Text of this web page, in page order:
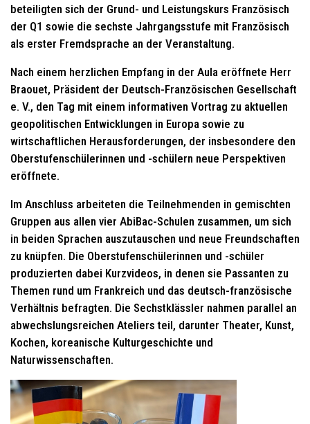
beteiligten sich der Grund- und Leistungskurs Französisch
der Q1 sowie die sechste Jahrgangsstufe mit Französisch
als erster Fremdsprache an der Veranstaltung.
Nach einem herzlichen Empfang in der Aula eröffnete Herr
Braouet, Präsident der Deutsch-Französischen Gesellschaft
e. V., den Tag mit einem informativen Vortrag zu aktuellen
geopolitischen Entwicklungen in Europa sowie zu
wirtschaftlichen Herausforderungen, der insbesondere den
Oberstufenschülerinnen und -schülern neue Perspektiven
eröffnete.
Im Anschluss arbeiteten die Teilnehmenden in gemischten
Gruppen aus allen vier AbiBac-Schulen zusammen, um sich
in beiden Sprachen auszutauschen und neue Freundschaften
zu knüpfen. Die Oberstufenschülerinnen und -schüler
produzierten dabei Kurzvideos, in denen sie Passanten zu
Themen rund um Frankreich und das deutsch-französische
Verhältnis befragten. Die Sechstklässler nahmen parallel an
abwechslungsreichen Ateliers teil, darunter Theater, Kunst,
Kochen, koreanische Kulturgeschichte und
Naturwissenschaften.